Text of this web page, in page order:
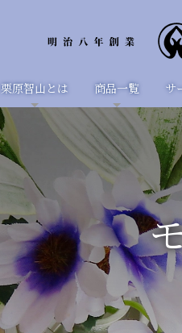
栗原智山とは 商品一覧 サ